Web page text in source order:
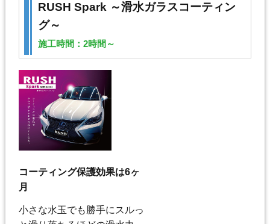
RUSH Spark ～滑水ガラスコーティン
グ～
施工時間：2時間～
コーティング保護効果は6ヶ
月
小さな水玉でも勝手にスルっ